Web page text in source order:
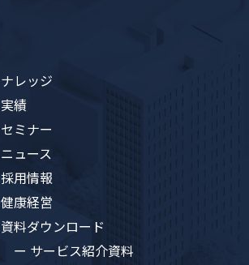
ナレッジ
実績
セミナー
ニュース
採用情報
健康経営
資料ダウンロード
ー サービス紹介資料